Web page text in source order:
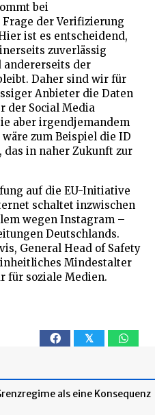
bei
der Verifizierung
ist es entscheidend,
zuverlässig
andererseits der
Daher sind wir für
Anbieter die Daten
der Social Media
aber irgendjemandem
zum Beispiel die ID
das in naher Zukunft zur
auf die EU-Initiative
schaltet inzwischen
wegen Instagram –
Deutschlands.
General Head of Safety
Mindestalter
für soziale Medien.
𝕏
als eine Konsequenz